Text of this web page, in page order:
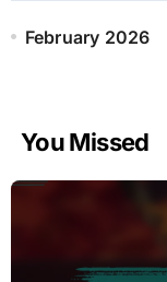
February 2026
You Missed